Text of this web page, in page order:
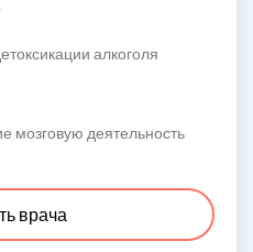
алкоголя
деятельность
врача